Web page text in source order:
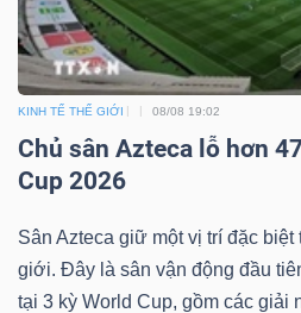
KINH TẾ THẾ GIỚI 08/08 19:02
Chủ sân Azteca lỗ hơn
Cup 2026
Sân Azteca giữ một vị trí đặc
giới. Đây là sân vận động đầu
tại 3 kỳ World Cup, gồm các giải